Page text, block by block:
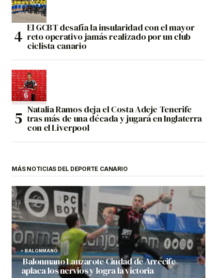
El GCBT desafía la insularidad con el mayor
reto operativo jamás realizado por un club
ciclista canario
Natalia Ramos deja el Costa Adeje Tenerife
tras más de una década y jugará en Inglaterra
con el Liverpool
MÁS NOTICIAS DEL DEPORTE CANARIO
BALONMANO
Balonmano Lanzarote Ciudad de Arrecife
aplaca los nervios y logra la victoria